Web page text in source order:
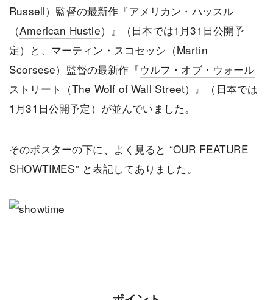
Russell）監督の最新作『アメリカン・ハッスル
（American Hustle）』（日本では1月31日公開予
定）と、マーティン・スコセッシ（Martin
Scorsese）監督の最新作『ウルフ・オブ・ウォール
ストリート （The Wolf of Wall Street）』（日本では
1月31日公開予定）が並んでいました。
そのポスターの下に、よく見ると “OUR FEATURE
SHOWTIMES” と表記してありました。